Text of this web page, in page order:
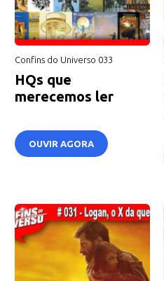
Confins do Universo 033
HQs que
merecemos ler
OUVIR AGORA